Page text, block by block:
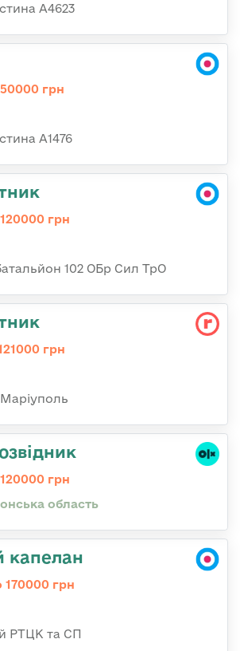
А4623
грн
А1476
грн
102 ОБр Сил ТрО
грн
грн
область
капелан
170000 грн
РТЦК та СП